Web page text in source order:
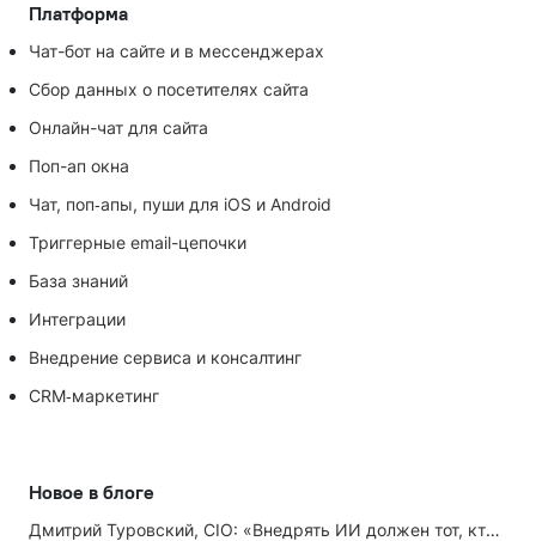
Платформа
Чат-бот на сайте и в мессенджерах
Сбор данных о посетителях сайта
Онлайн-чат для сайта
Поп-ап окна
Чат, поп‑апы, пуши для iOS и Android
Триггерные email-цепочки
База знаний
Интеграции
Внедрение сервиса и консалтинг
CRM‑маркетинг
Новое в блоге
Дмитрий Туровский, CIO: «Внедрять ИИ должен тот, кто ИИ не любит»